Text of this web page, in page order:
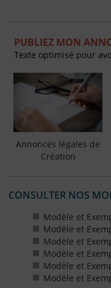
PUBLIEZ MON
Texte optimisé pour
Annonces légales de
Création
CONSULTER NOS
Modèle et
Modèle et
Modèle et
Modèle et
Modèle et
Modèle et